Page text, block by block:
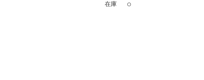
在庫 ○